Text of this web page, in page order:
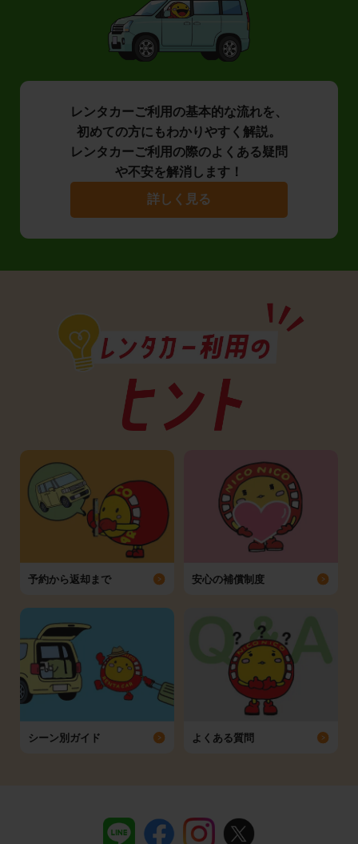
レンタカーご利用の基本的な流れを、
初めての方にもわかりやすく解説。
レンタカーご利用の際のよくある疑問
や不安を解消します！
詳しく見る
予約から返却まで 安心の補償制度
シーン別ガイド よくある質問